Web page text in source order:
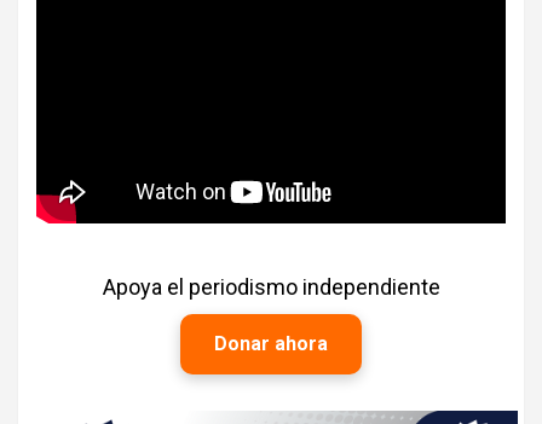
Apoya el periodismo independiente
Donar ahora